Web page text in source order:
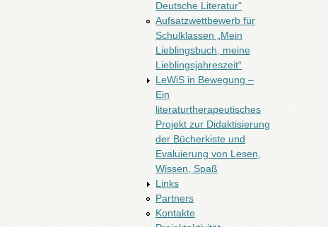
Deutsche Literatur"
Aufsatzwettbewerb für
Schulklassen „Mein
Lieblingsbuch, meine
Lieblingsjahreszeit“
LeWiS in Bewegung –
Ein
literaturtherapeutisches
Projekt zur Didaktisierung
der Bücherkiste und
Evaluierung von Lesen,
Wissen, Spaß
Links
Partners
Kontakte